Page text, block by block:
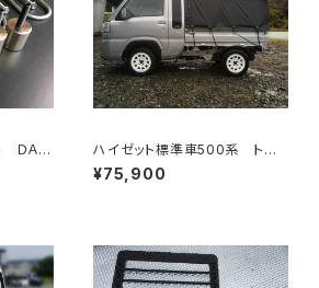
ＤＡ1
トアッ
ハイゼット標準車500系 トゥ
クトゥクルーフ専用 3面幌キッ
トファスナー式
¥75,900